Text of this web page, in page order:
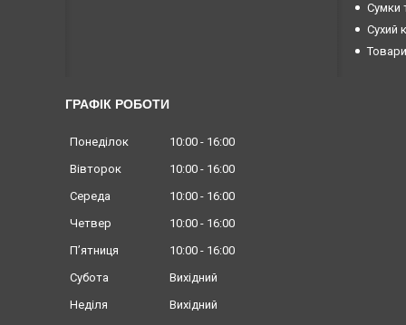
Сумки
Сухий
ГРАФІК РОБОТИ
Понеділок 10:00
16:00
Вівторок
10:00
16:00
Середа
10:00
16:00
Четвер
10:00
16:00
Пʼятниця
10:00
16:00
Субота
Вихідний
Неділя
Вихідний